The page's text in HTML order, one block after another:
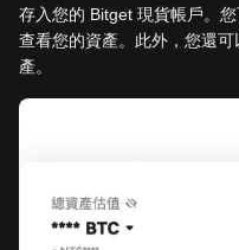
存入您的 Bitget 現貨帳戶。
查看您的資產。此外，您還
產。